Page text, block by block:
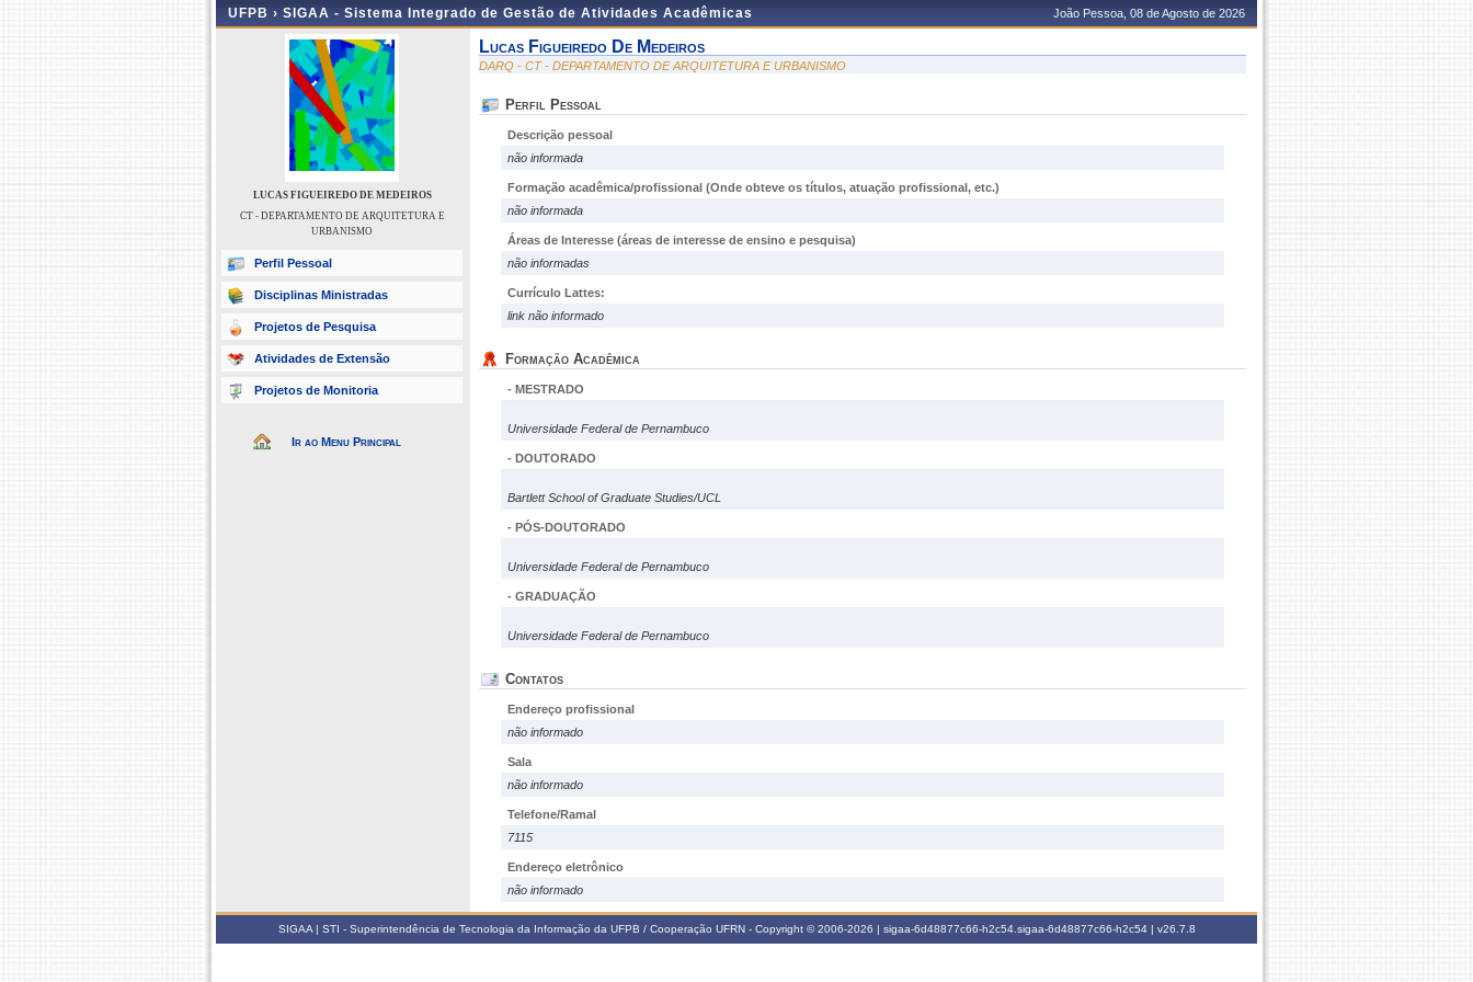
UFPB › SIGAA - Sistema Integrado de Gestão de Atividades Acadêmicas João Pessoa, 08 de Agosto de 2026
LUCAS FIGUEIREDO DE MEDEIROS
CT - DEPARTAMENTO DE ARQUITETURA E
URBANISMO
Perfil Pessoal
Disciplinas Ministradas
Projetos de Pesquisa
Atividades de Extensão
Projetos de Monitoria
Ir ao Menu Principal
Lucas Figueiredo De Medeiros
DARQ - CT - DEPARTAMENTO DE ARQUITETURA E URBANISMO
Perfil Pessoal
Descrição pessoal
não informada
Formação acadêmica/profissional (Onde obteve os títulos, atuação profissional, etc.)
não informada
Áreas de Interesse (áreas de interesse de ensino e pesquisa)
não informadas
Currículo Lattes:
link não informado
Formação Acadêmica
- MESTRADO
Universidade Federal de Pernambuco
- DOUTORADO
Bartlett School of Graduate Studies/UCL
- PÓS-DOUTORADO
Universidade Federal de Pernambuco
- GRADUAÇÃO
Universidade Federal de Pernambuco
Contatos
Endereço profissional
não informado
Sala
não informado
Telefone/Ramal
7115
Endereço eletrônico
não informado
SIGAA | STI - Superintendência de Tecnologia da Informação da UFPB / Cooperação UFRN - Copyright © 2006-2026 | sigaa-6d48877c66-h2c54.sigaa-6d48877c66-h2c54 | v26.7.8